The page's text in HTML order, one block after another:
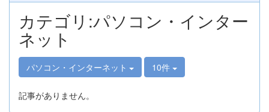
カテゴリ:パソコン・インター
ネット
パソコン・インターネット 10件
記事がありません。